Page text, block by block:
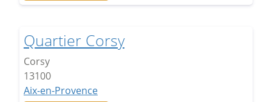
Quartier Corsy
Corsy
13100
Aix-en-Provence